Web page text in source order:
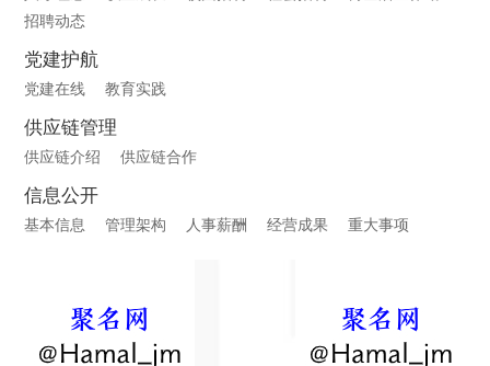
招聘动态
党建护航
党建在线 教育实践
供应链管理
供应链介绍 供应链合作
信息公开
基本信息 管理架构 人事薪酬 经营成果 重大事项